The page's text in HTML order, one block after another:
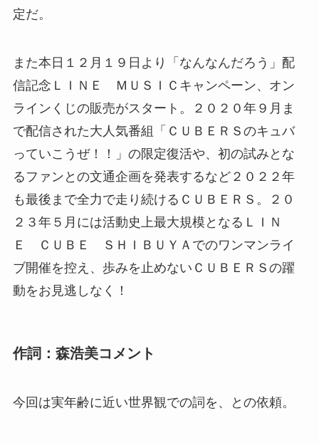
定だ。
また本日１２月１９日より「なんなんだろう」配
信記念ＬＩＮＥ ＭＵＳＩＣキャンペーン、オン
ラインくじの販売がスタート。２０２０年９月ま
で配信された大人気番組「ＣＵＢＥＲＳのキュバ
っていこうぜ！！」の限定復活や、初の試みとな
るファンとの文通企画を発表するなど２０２２年
も最後まで全力で走り続けるＣＵＢＥＲＳ。２０
２３年５月には活動史上最大規模となるＬＩＮ
Ｅ ＣＵＢＥ ＳＨＩＢＵＹＡでのワンマンライ
ブ開催を控え、歩みを止めないＣＵＢＥＲＳの躍
動をお見逃しなく！
作詞：森浩美コメント
今回は実年齢に近い世界観での詞を、との依頼。